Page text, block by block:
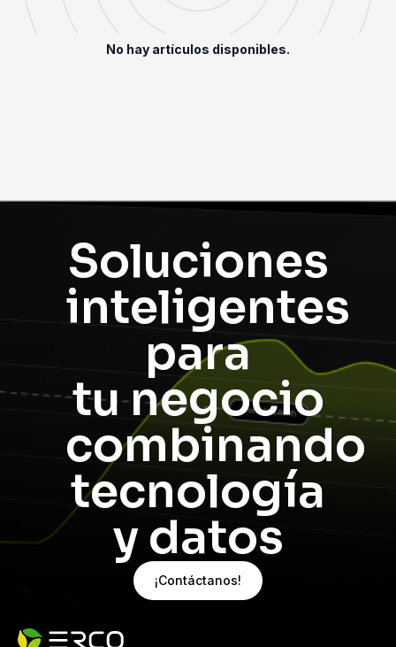
No hay artículos disponibles.
Soluciones
inteligentes
para
tu negocio
combinando
tecnología
y datos
¡Contáctanos!